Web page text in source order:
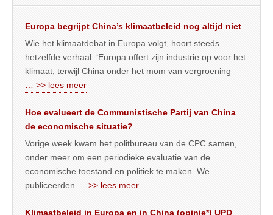
Europa begrijpt China’s klimaatbeleid nog altijd niet
Wie het klimaatdebat in Europa volgt, hoort steeds
hetzelfde verhaal. ‘Europa offert zijn industrie op voor het
klimaat, terwijl China onder het mom van vergroening
… >> lees meer
Hoe evalueert de Communistische Partij van China
de economische situatie?
Vorige week kwam het politbureau van de CPC samen,
onder meer om een periodieke evaluatie van de
economische toestand en politiek te maken. We
publiceerden
… >> lees meer
Klimaatbeleid in Europa en in China (opinie*) UPD